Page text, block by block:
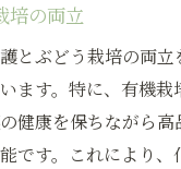
培の両立
とぶどう栽培の両立
ます。特に、有機
健康を保ちながら高
です。これにより、